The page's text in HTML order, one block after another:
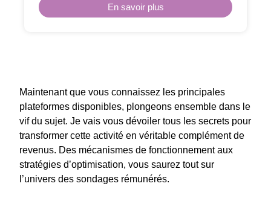
En savoir plus
Maintenant que vous connaissez les principales
plateformes disponibles, plongeons ensemble dans le
vif du sujet. Je vais vous dévoiler tous les secrets pour
transformer cette activité en véritable complément de
revenus. Des mécanismes de fonctionnement aux
stratégies d’optimisation, vous saurez tout sur
l’univers des sondages rémunérés.